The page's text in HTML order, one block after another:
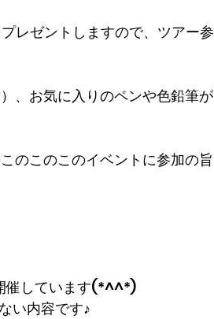
レゼントしますので、ツアー参
、お気に入りのペンや色鉛筆が
のこのこのイベントに参加の旨
催しています(*^^*)
い内容です♪